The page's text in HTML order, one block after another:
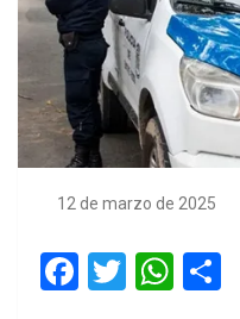
12 de marzo de 2025
F
T
W